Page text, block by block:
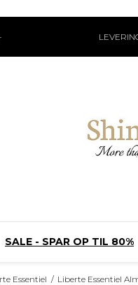
SALE - SPAR OP TIL 80%
Essentiel / Liberte Essentiel